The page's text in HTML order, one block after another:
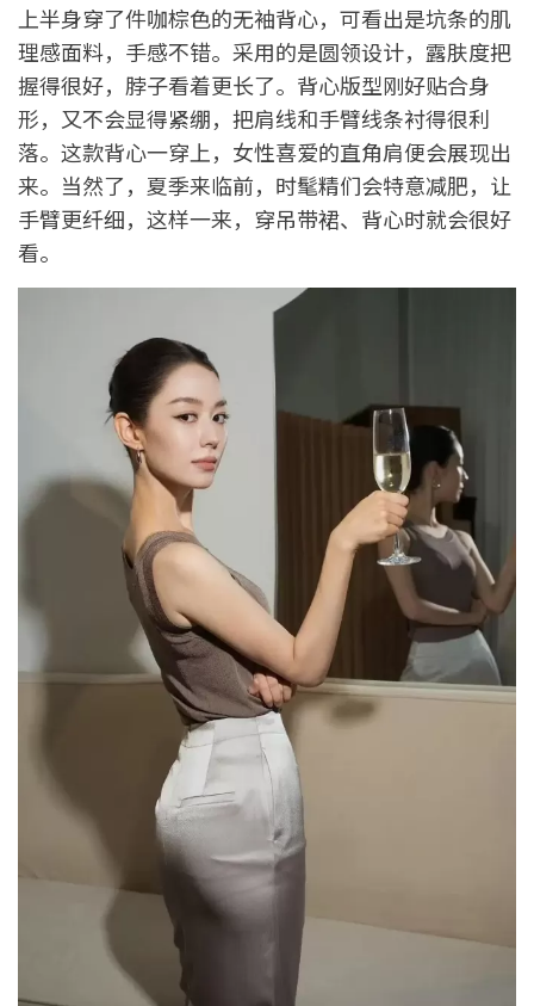
上半身穿了件咖棕色的无袖背心，可看出是坑条的肌
理感面料，手感不错。采用的是圆领设计，露肤度把
握得很好，脖子看着更长了。背心版型刚好贴合身
形，又不会显得紧绷，把肩线和手臂线条衬得很利
落。这款背心一穿上，女性喜爱的直角肩便会展现出
来。当然了，夏季来临前，时髦精们会特意减肥，让
手臂更纤细，这样一来，穿吊带裙、背心时就会很好
看。